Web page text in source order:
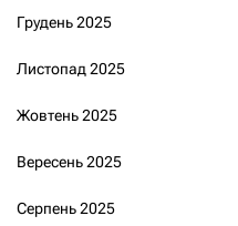
Грудень 2025
Листопад 2025
Жовтень 2025
Вересень 2025
Серпень 2025